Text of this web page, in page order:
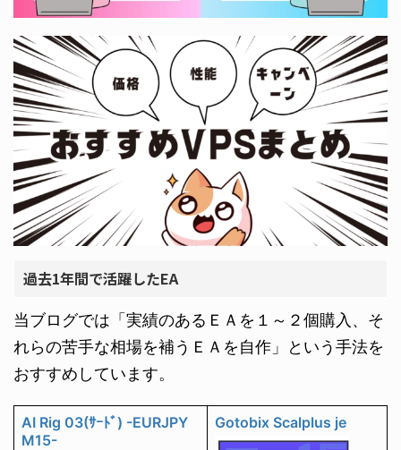
過去1年間で活躍したEA
当ブログでは「実績のあるＥＡを１～２個購入、そ
れらの苦手な相場を補うＥＡを自作」という手法を
おすすめしています。
AI Rig 03(ｻｰﾄﾞ) -EURJPY
M15-
Gotobix Scalplus je